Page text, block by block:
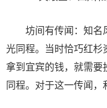
坊间有传闻：知名
光同程。当时恰巧红
拿到宜宾的钱，就需
同程。对于这一传闻，